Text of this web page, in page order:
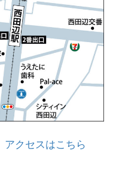
アクセスはこちら